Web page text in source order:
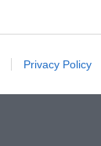
Privacy Policy